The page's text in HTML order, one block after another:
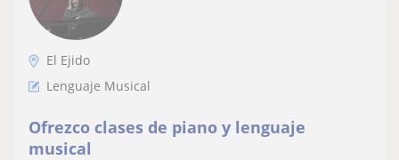
El Ejido
Lenguaje Musical
Ofrezco clases de piano y lenguaje
musical